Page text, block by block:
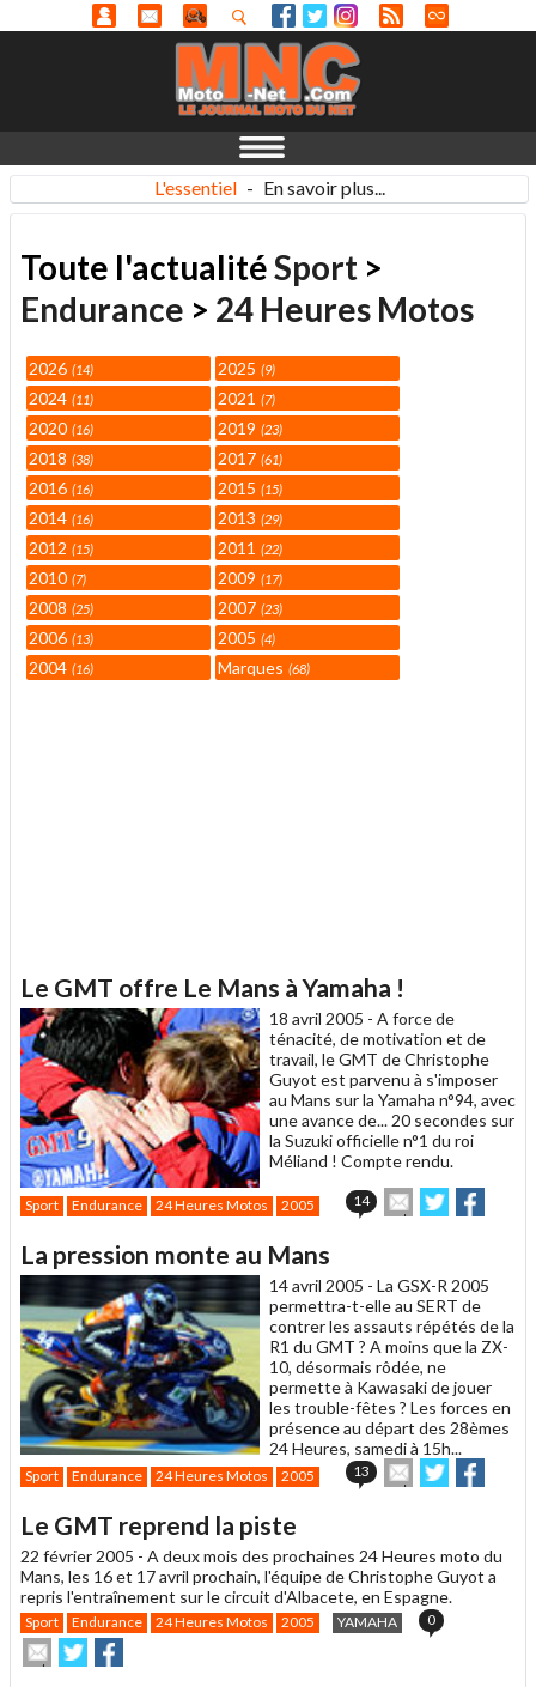
L'essentiel - En savoir plus...
Toute l'actualitéSport >
Endurance > 24 Heures Motos
2026 14 2025 9
2024 11 2021 7
2020 16 2019 23
2018 38 2017 61
2016 16 2015 15
2014 16 2013 29
2012 15 2011 22
2010 7 2009 17
2008 25 2007 23
2006 13 2005 4
2004 16 Marques 68
Le GMT offre Le Mans à Yamaha !
18 avril 2005 - A force de
ténacité, de motivation et de
travail, le GMT de Christophe
Guyot est parvenu à s'imposer
au Mans sur la Yamaha n°94, avec
une avance de... 20 secondes sur
la Suzuki officielle n°1 du roi
Méliand ! Compte rendu.
Sport Endurance 24 Heures Motos 2005 14
Envoyer
cet
un
ami
Partager
sur sur
La pression monte au Mans
14 avril 2005 - La GSX-R 2005
permettra-t-elle au SERT de
contrer les assauts répétés de la
R1 du GMT ? A moins que la ZX-
10, désormais rôdée, ne
permette à Kawasaki de jouer
les trouble-fêtes ? Les forces en
présence au départ des 28èmes
24 Heures, samedi à 15h...
Sport Endurance 24 Heures Motos 2005 13
Envoyer
cet
un
ami
Partager
sur sur
Le GMT reprend la piste
22 février 2005 - A deux mois des prochaines 24 Heures moto du
Mans, les 16 et 17 avril prochain, l'équipe de Christophe Guyot a
repris l'entraînement sur le circuit d'Albacete, en Espagne.
Sport Endurance 24 Heures Motos 2005 YAMAHA 0
Envoyer
cet
Partager
sur
sur